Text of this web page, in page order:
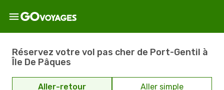
Réservez votre vol pas cher de Port-Gentil à
Île De Pâques
Aller-retour Aller simple